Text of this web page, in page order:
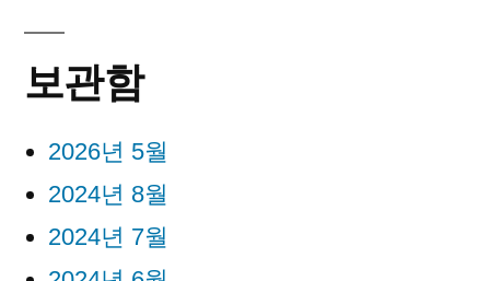
보관함
2026년 5월
2024년 8월
2024년 7월